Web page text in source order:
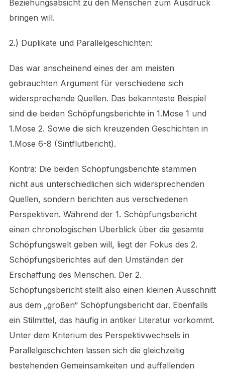
Beziehungsabsicht zu den Menschen zum Ausdruck
bringen will.
2.) Duplikate und Parallelgeschichten:
Das war anscheinend eines der am meisten
gebrauchten Argument für verschiedene sich
widersprechende Quellen. Das bekannteste Beispiel
sind die beiden Schöpfungsberichte in 1.Mose 1 und
1.Mose 2. Sowie die sich kreuzenden Geschichten in
1.Mose 6-8 (Sintflutbericht).
Kontra: Die beiden Schöpfungsberichte stammen
nicht aus unterschiedlichen sich widersprechenden
Quellen, sondern berichten aus verschiedenen
Perspektiven. Während der 1. Schöpfungsbericht
einen chronologischen Überblick über die gesamte
Schöpfungswelt geben will, liegt der Fokus des 2.
Schöpfungsberichtes auf den Umständen der
Erschaffung des Menschen. Der 2.
Schöpfungsbericht stellt also einen kleinen Ausschnitt
aus dem „großen“ Schöpfungsbericht dar. Ebenfalls
ein Stilmittel, das häufig in antiker Literatur vorkommt.
Unter dem Kriterium des Perspektivwechsels in
Parallelgeschichten lassen sich die gleichzeitig
bestehenden Gemeinsamkeiten und auffallenden